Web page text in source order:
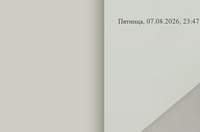
Пятница, 07.08.2026, 23:47